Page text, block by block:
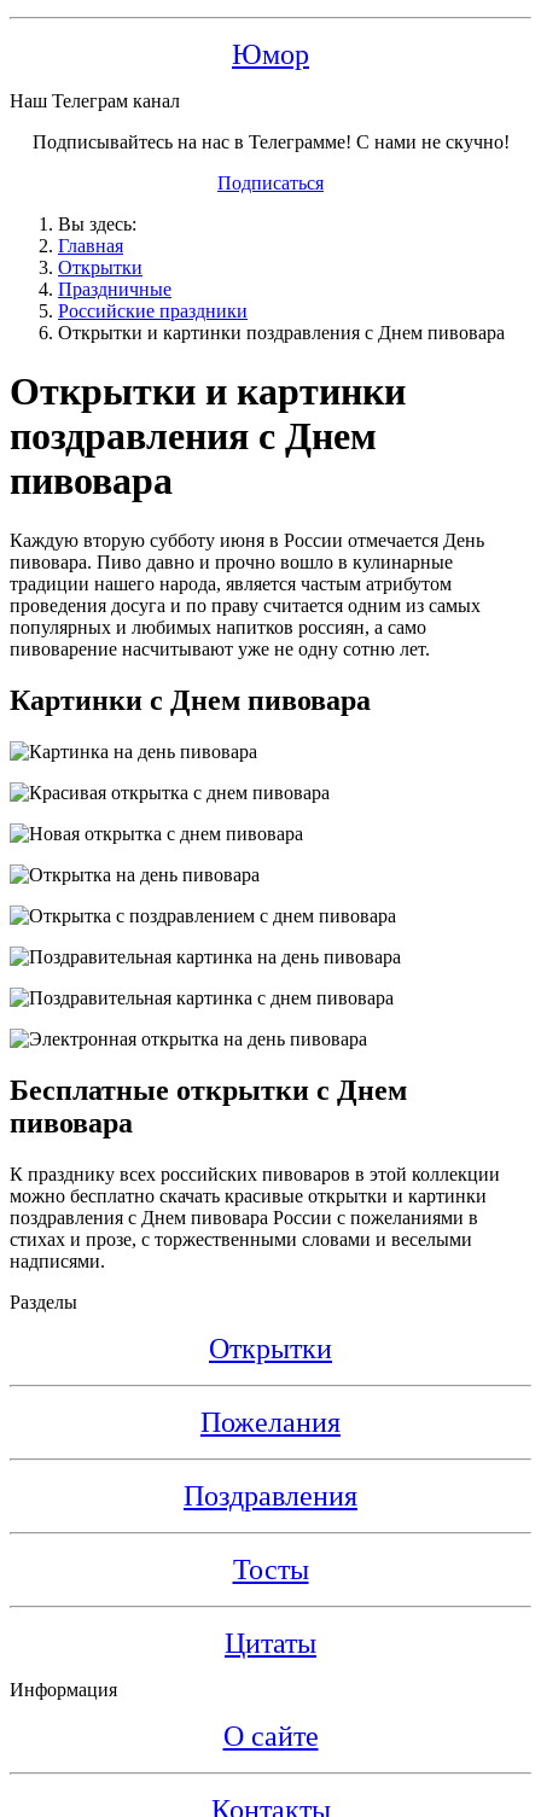
Юмор
Наш Телеграм канал
Подписывайтесь на нас в Телеграмме! С нами не скучно!
Подписаться
Вы здесь:
Главная
Открытки
Праздничные
Российские праздники
Открытки и картинки поздравления с Днем пивовара
Открытки и картинки
поздравления с Днем
пивовара
Каждую вторую субботу июня в России отмечается День
пивовара. Пиво давно и прочно вошло в кулинарные
традиции нашего народа, является частым атрибутом
проведения досуга и по праву считается одним из самых
популярных и любимых напитков россиян, а само
пивоварение насчитывают уже не одну сотню лет.
Картинки с Днем пивовара
Бесплатные открытки с Днем
пивовара
К празднику всех российских пивоваров в этой коллекции
можно бесплатно скачать красивые открытки и картинки
поздравления с Днем пивовара России с пожеланиями в
стихах и прозе, с торжественными словами и веселыми
надписями.
Разделы
Открытки
Пожелания
Поздравления
Тосты
Цитаты
Информация
О сайте
Контакты